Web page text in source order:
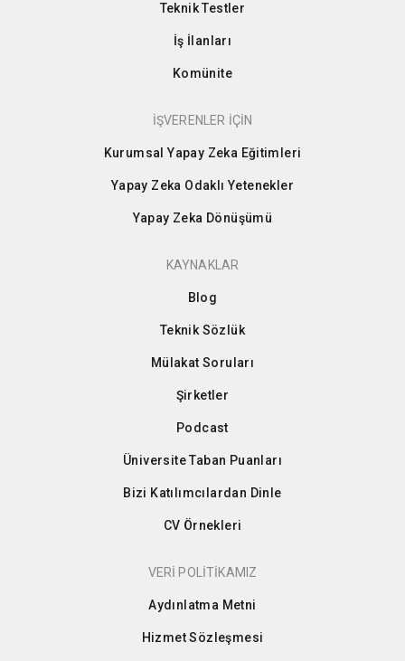
Teknik Testler
İş İlanları
Komünite
İŞVERENLER İÇİN
Kurumsal Yapay Zeka Eğitimleri
Yapay Zeka Odaklı Yetenekler
Yapay Zeka Dönüşümü
KAYNAKLAR
Blog
Teknik Sözlük
Mülakat Soruları
Şirketler
Podcast
Üniversite Taban Puanları
Bizi Katılımcılardan Dinle
CV Örnekleri
VERİ POLİTİKAMIZ
Aydınlatma Metni
Hizmet Sözleşmesi